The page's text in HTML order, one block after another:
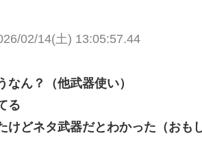
02/14(土) 13:05:57.44
ん？（他武器使い）
る
けどネタ武器だとわかった（おも